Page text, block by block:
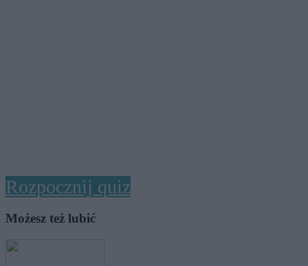
Rozpocznij quiz
Możesz też lubić